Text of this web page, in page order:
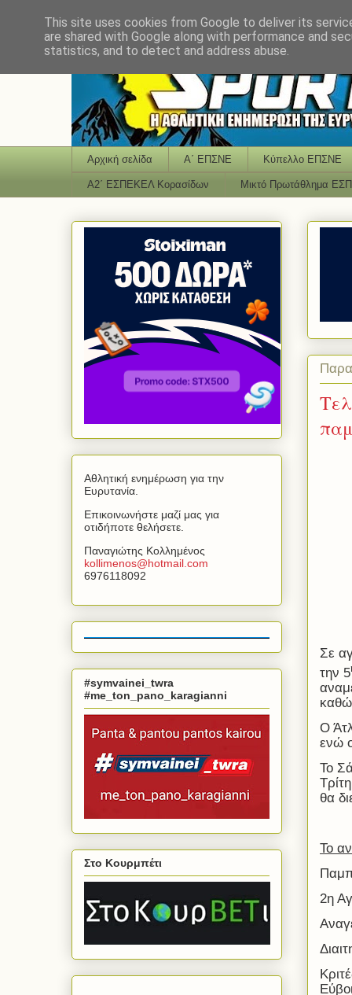
Αρχική σελίδα Α΄ ΕΠΣΝΕ Κύπελλο ΕΠΣΝΕ
Α2΄ ΕΣΠΕΚΕΛ Κορασίδων Μικτό Πρωτάθλημα
Σε
την 5
Ο
ενώ
Το
θα
Το
2η
Αθλητική ενημέρωση για την
Ευρυτανία.
Επικοινωνήστε μαζί μας για
οτιδήποτε θελήσετε.
Παναγιώτης Κολλημένος
kollimenos@hotmail com
6976118092
#symvainei_twra
#me_ton_pano_karagianni
Στο Κουρμπέτι
This site uses cookies from Google to deliver its
are shared with Google along with performance and
statistics, and to detect and address abuse.